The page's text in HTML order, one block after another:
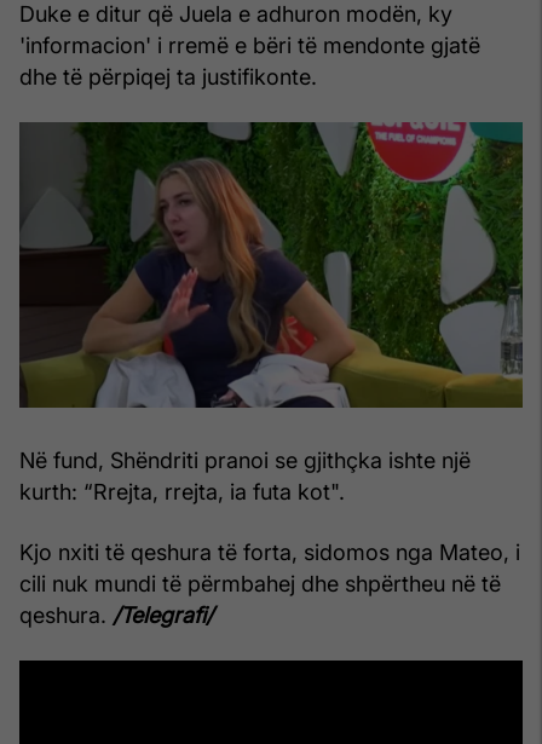
Duke e ditur që Juela e adhuron modën, ky
'informacion' i rremë e bëri të mendonte gjatë
dhe të përpiqej ta justifikonte.
Në fund, Shëndriti pranoi se gjithçka ishte një
kurth: “Rrejta, rrejta, ia futa kot".
Kjo nxiti të qeshura të forta, sidomos nga Mateo, i
cili nuk mundi të përmbahej dhe shpërtheu në të
qeshura. /Telegrafi/